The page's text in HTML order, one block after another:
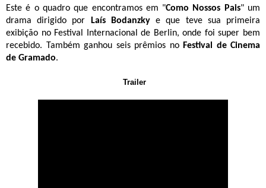
Este é o quadro que encontramos em "Como Nossos Pais" um
drama dirigido por
Laís Bodanzkye que teve sua primeira
exibição no Festival Internacional de Berlin, onde foi super bem
recebido. Também ganhou seis prêmios no Festival de Cinema
de Gramado.
Trailer